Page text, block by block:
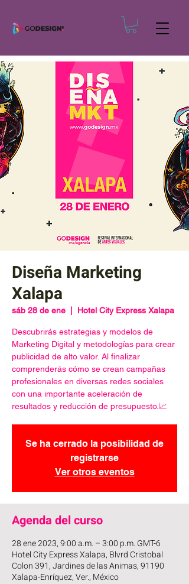
Diseña Marketing
Xalapa
sáb 28 de ene
  |
Hotel City Express Xalapa
Descubrirás estrategias y modelos de
Marketing Digital y metodologías para crear
publicidad de alto valor. Al finalizar
comprenderás cómo se crean campañas
profesionales en diversas redes sociales
con una importante aceleración de
resultados y reducción de presupuesto.📈
Se ha cerrado la posibilidad de
registrarse
Ver otros eventos
Agenda del curso
28 ene 2023, 9:00 a.m. – 3:00 p.m. GMT-6
Hotel City Express Xalapa, Blvrd Cristobal
Colon 391, Jardines de las Animas, 91190
Xalapa-Enríquez, Ver., México